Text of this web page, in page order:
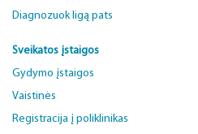
Diagnozuok ligą pats
Sveikatos įstaigos
Gydymo įstaigos
Vaistinės
Registracija į poliklinikas